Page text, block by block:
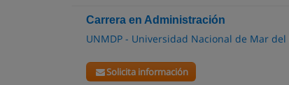
Carrera en Administración
UNMDP - Universidad Nacional de Mar del
Solicita información